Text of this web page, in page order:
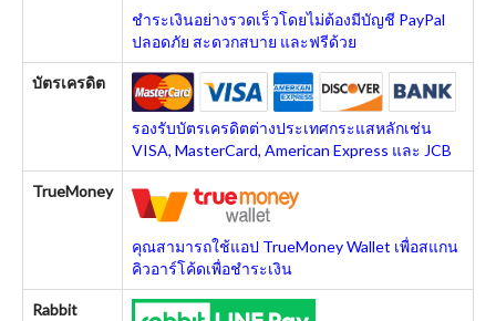
ชำระเงินอย่างรวดเร็วโดยไม่ต้องมีบัญชี PayPal
ปลอดภัย สะดวกสบาย และฟรีด้วย
บัตรเครดิต
รองรับบัตรเครดิตต่างประเทศกระแสหลักเช่น
VISA, MasterCard, American Express และ JCB
TrueMoney
คุณสามารถใช้แอป TrueMoney Wallet เพื่อสแกน
คิวอาร์โค้ดเพื่อชำระเงิน
Rabbit